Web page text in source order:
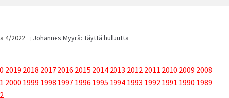
4/2022 Johannes Myyrä: Täyttä hulluutta
2019 2018 2017 2016 2015 2014 2013 2012 2011 2010 2009 2008
2000 1999 1998 1997 1996 1995 1994 1993 1992 1991 1990 1989